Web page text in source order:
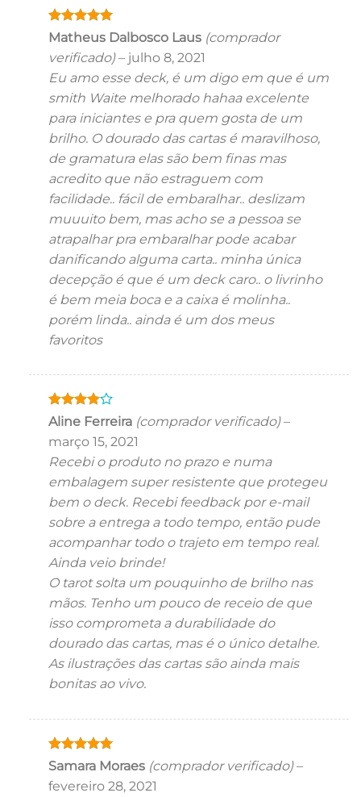
Avaliação5
Matheus Dalbosco Laus (comprador
verificado) – julho 8, 2021
Eu amo esse deck, é um digo em que é um
smith Waite melhorado hahaa excelente
para iniciantes e pra quem gosta de um
brilho. O dourado das cartas é maravilhoso,
de gramatura elas são bem finas mas
acredito que não estraguem com
facilidade.. fácil de embaralhar.. deslizam
muuuito bem, mas acho se a pessoa se
atrapalhar pra embaralhar pode acabar
danificando alguma carta.. minha única
decepção é que é um deck caro.. o livrinho
é bem meia boca e a caixa é molinha..
porém linda.. ainda é um dos meus
favoritos
Avaliação
Aline Ferreira (comprador verificado) –
março 15, 2021
Recebi o produto no prazo e numa
embalagem super resistente que protegeu
bem o deck. Recebi feedback por e-mail
sobre a entrega a todo tempo, então pude
acompanhar todo o trajeto em tempo real.
Ainda veio brinde!
O tarot solta um pouquinho de brilho nas
mãos. Tenho um pouco de receio de que
isso comprometa a durabilidade do
dourado das cartas, mas é o único detalhe.
As ilustrações das cartas são ainda mais
bonitas ao vivo.
Avaliação5
de 5
Samara Moraes (comprador verificado) –
fevereiro 28, 2021